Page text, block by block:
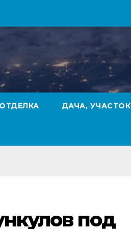
ДАЧА, УЧАСТОК
под